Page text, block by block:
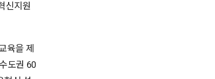
신지원
육을 제
도권 60